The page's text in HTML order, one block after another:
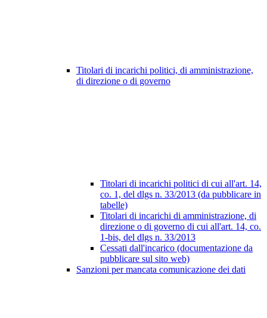
Titolari di incarichi politici, di amministrazione,
di direzione o di governo
Titolari di incarichi politici di cui all'art. 14,
co. 1, del dlgs n. 33/2013 (da pubblicare in
tabelle)
Titolari di incarichi di amministrazione, di
direzione o di governo di cui all'art. 14, co.
1-bis, del dlgs n. 33/2013
Cessati dall'incarico (documentazione da
pubblicare sul sito web)
Sanzioni per mancata comunicazione dei dati